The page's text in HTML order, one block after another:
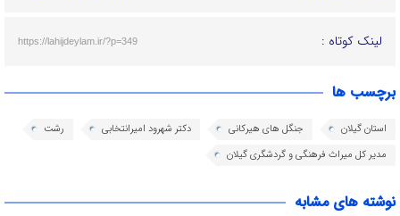
لینک کوتاه : https://lahijdeylam.ir/?p=349
برچسب ها
استان گیلان جنگل های هیرکانی دکتر شهرود امیرانتخابی
رشت
مدیر کل میراث فرهنگی و گردشگری گیلان
نوشته های مشابه